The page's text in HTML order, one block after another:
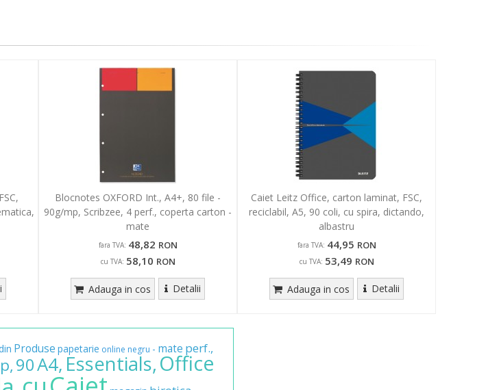
Blocnotes OXFORD Int., A4+, 80 file -
90g/mp, Scribzee, 4 perf., coperta carton -
mate
fara TVA: 48,82 RON
cu TVA: 58,10 RON
Adauga in cos Detalii
Caiet Leitz Office, carton laminat, FSC,
reciclabil, A5, 90 coli, cu spira, dictando,
albastru
fara TVA: 44,95 RON
cu TVA: 53,49 RON
Adauga in cos Detalii
Produse papetarie online negru - mate perf.,
90A4, Essentials,Office